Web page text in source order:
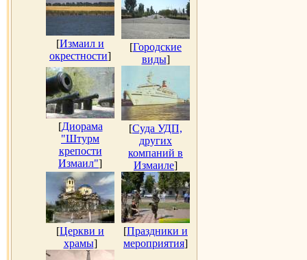
[Измаил и
окрестности]
[Городские
виды]
[Диорама
"Штурм
крепости
Измаил"]
[Суда УДП,
других
компаний в
Измаиле]
[Церкви и
храмы]
[Праздники и
мероприятия]